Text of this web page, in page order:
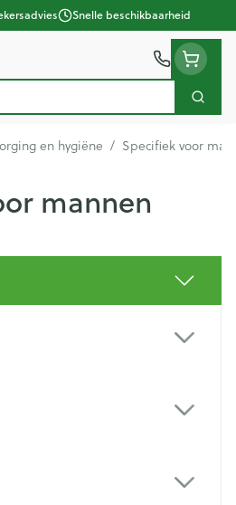
Snelle beschikbaarheid
Zoek
en hygiëne / Specifiek voor
mannen